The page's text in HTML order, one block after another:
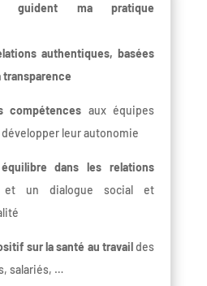
guident ma pratique
authentiques, basées
transparence
compétences aux équipes
leur autonomie
équilibre dans les relations
un dialogue social et
sur la santé au travaildes
salariés, …